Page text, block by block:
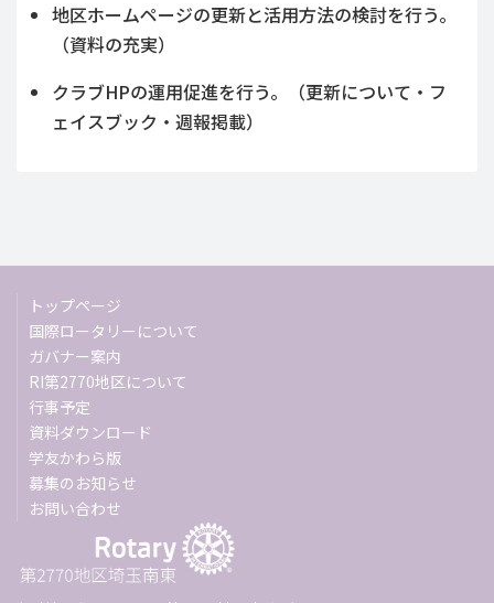
地区ホームページの更新と活用方法の検討を行う。
（資料の充実）
クラブHPの運用促進を行う。（更新について・フ
ェイスブック・週報掲載）
トップページ
国際ロータリーについて
ガバナー案内
RI第2770地区について
行事予定
資料ダウンロード
学友かわら版
募集のお知らせ
お問い合わせ